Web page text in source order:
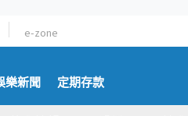
e-zone
樂新聞 定期存款